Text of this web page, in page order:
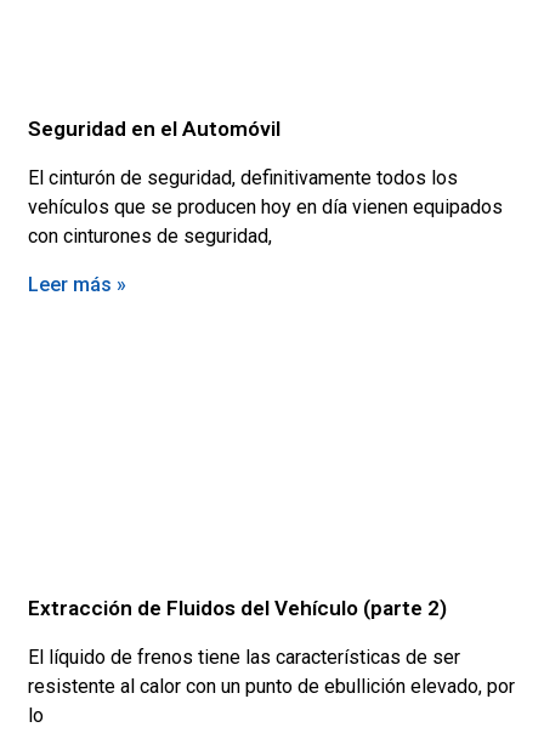
Seguridad en el Automóvil
El cinturón de seguridad, definitivamente todos los
vehículos que se producen hoy en día vienen equipados
con cinturones de seguridad,
Leer más »
Extracción de Fluidos del Vehículo (parte 2)
El líquido de frenos tiene las características de ser
resistente al calor con un punto de ebullición elevado, por
lo